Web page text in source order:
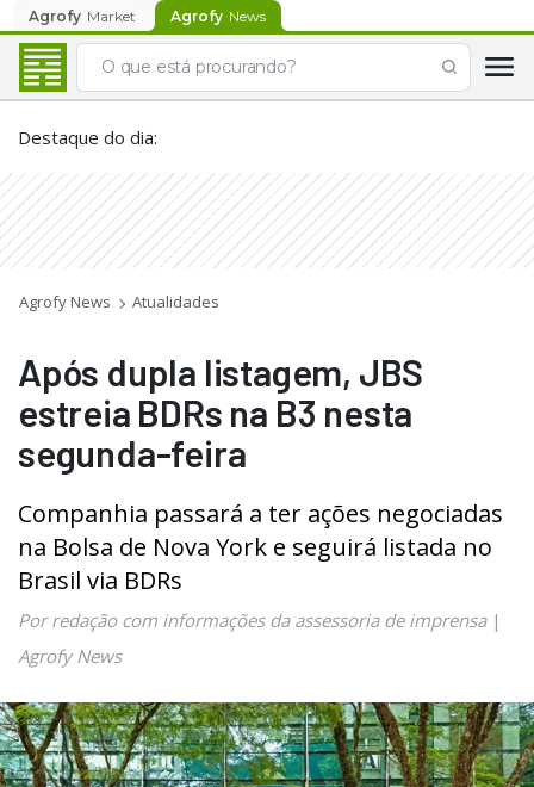
Agrofy Market Agrofy News
Destaque do dia:
Agrofy News Atualidades
Após dupla listagem, JBS
estreia BDRs na B3 nesta
segunda-feira
Companhia passará a ter ações negociadas
na Bolsa de Nova York e seguirá listada no
Brasil via BDRs
Por redação com informações da assessoria de imprensa|
Agrofy News